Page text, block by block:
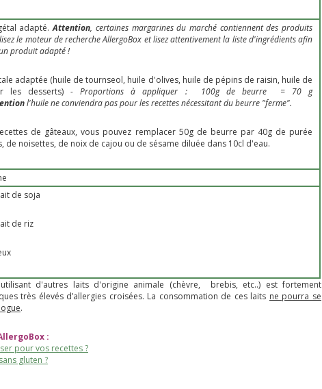
adapté.Attention, certaines margarines du marché contiennent des produits
le moteur de recherche AllergoBox et lisez attentivement la liste d'ingrédients afin
produit adapté !
adaptée (huile de tournseol, huile d'olives, huile de pépins de raisin, huile de
les desserts) - Proportions à appliquer : 100g de beurre = 70 g
l'huile ne conviendra pas pour les recettes nécessitant du beurre "ferme".
de gâteaux, vous pouvez remplacer 50g de beurre par 40g de purée
de noisettes, de noix de cajou ou de sésame diluée dans 10cl d'eau.
de soja
de riz
d'autres laits d'origine animale (chèvre, brebis, etc..) est fortement
très élevés d’allergies croisées. La consommation de ces laits ne pourra se
.
:
pour vos recettes ?
gluten ?